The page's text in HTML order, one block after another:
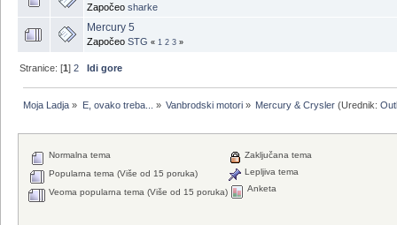
Započeo sharke
Mercury 5
Započeo STG « 1 2 3 »
Stranice: [1]2 Idi gore
Moja Ladja » E, ovako treba... » Vanbrodski motori» Mercury & Crysler (Urednik:
Normalna tema
Popularna tema (Više od 15 poruka)
Veoma popularna tema (Više od 15 poruka)
Zaključana tema
Lepljiva tema
Anketa